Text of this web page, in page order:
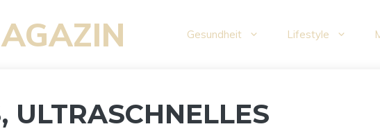
Gesundheit Lifestyle
ULTRASCHNELLES